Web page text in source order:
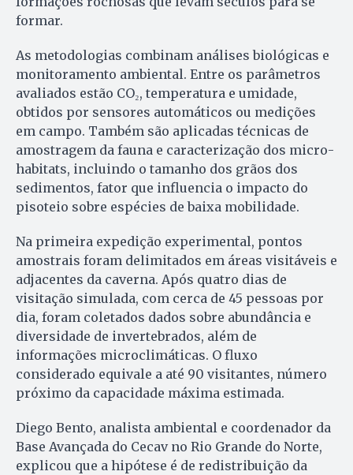
formar.
As metodologias combinam análises biológicas e
monitoramento ambiental. Entre os parâmetros
avaliados estão CO₂, temperatura e umidade,
obtidos por sensores automáticos ou medições
em campo. Também são aplicadas técnicas de
amostragem da fauna e caracterização dos micro-
habitats, incluindo o tamanho dos grãos dos
sedimentos, fator que influencia o impacto do
pisoteio sobre espécies de baixa mobilidade.
Na primeira expedição experimental, pontos
amostrais foram delimitados em áreas visitáveis e
adjacentes da caverna. Após quatro dias de
visitação simulada, com cerca de 45 pessoas por
dia, foram coletados dados sobre abundância e
diversidade de invertebrados, além de
informações microclimáticas. O fluxo
considerado equivale a até 90 visitantes, número
próximo da capacidade máxima estimada.
Diego Bento, analista ambiental e coordenador da
Base Avançada do Cecav no Rio Grande do Norte,
explicou que a hipótese é de redistribuição da